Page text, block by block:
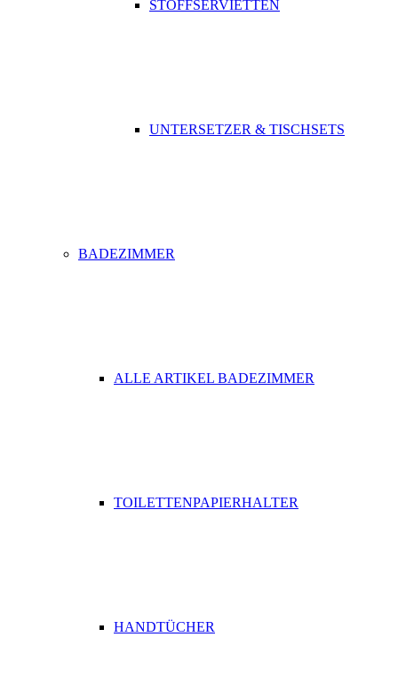
STOFFSERVIETTEN
UNTERSETZER & TISCHSETS
BADEZIMMER
ALLE ARTIKEL BADEZIMMER
TOILETTENPAPIERHALTER
HANDTÜCHER